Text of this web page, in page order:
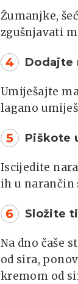
Žumanjke,
zgušnjavati
4 Dodajte
Umiješajte
lagano
5 Piškote
Iscijedite
ih u narančin
6 Složite
Na dno čaše
od sira,
kremom od